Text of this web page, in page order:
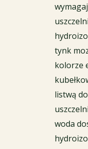
tynk
kolorze
listwą
woda